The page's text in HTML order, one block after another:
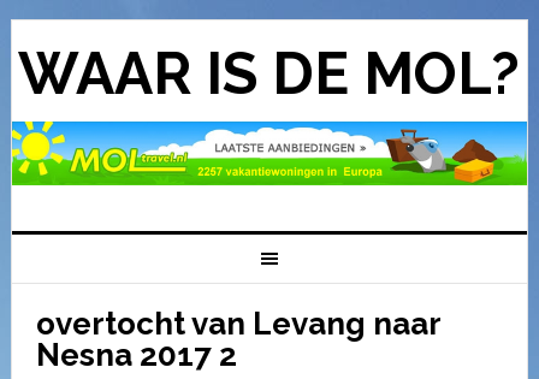
WAAR IS DE MOL?
overtocht van Levang naar
Nesna 2017 2